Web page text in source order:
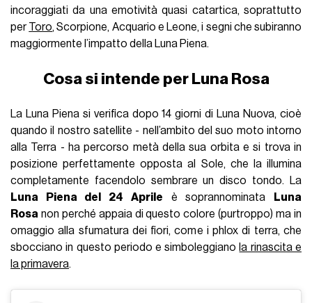
incoraggiati da una emotività quasi catartica, soprattutto
perToro, Scorpione, Acquario e Leone, i segni che subiranno
maggiormente l’impatto della Luna Piena.
Cosa si intende per Luna Rosa
La Luna Piena si verifica dopo 14 giorni di Luna Nuova, cioè
quando il nostro satellite - nell’ambito del suo moto intorno
alla Terra - ha percorso metà della sua orbita e si trova in
posizione perfettamente opposta al Sole, che la illumina
completamente facendolo sembrare un disco tondo. La
Luna Piena del 24 Aprile è soprannominata
Luna
Rosa non perché appaia di questo colore (purtroppo) ma in
omaggio alla sfumatura dei fiori, come i phlox di terra, che
sbocciano in questo periodo e simboleggiano la rinascita e
la primavera.